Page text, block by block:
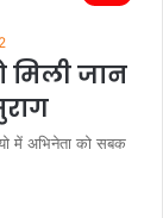
मिली जान
में अभिनेता को सबक